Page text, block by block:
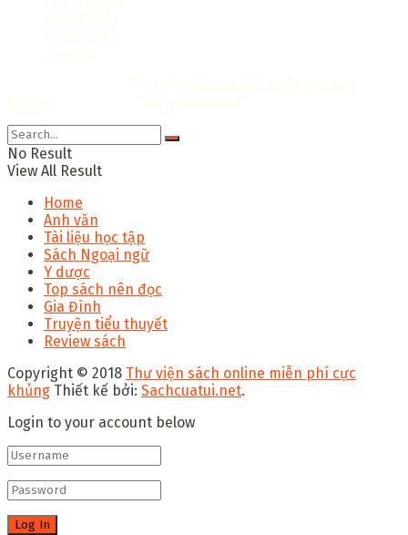
No Result
View All Result
Home
Anh văn
Tài liệu học tập
Sách Ngoại ngữ
Y dược
Top sách nên đọc
Gia Đình
Truyện tiểu thuyết
Review sách
Copyright © 2018 Thư viện sách online miễn phí cực
khủng Thiết kế bởi: Sachcuatui.net.
Login to your account below